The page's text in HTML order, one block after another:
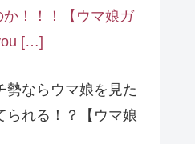
！！！【ウマ娘ガ
[…]
勢ならウマ娘を見た
られる！？【ウマ娘